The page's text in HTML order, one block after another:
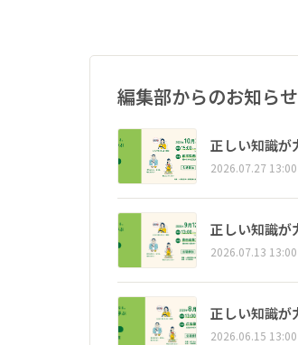
編集部からのお知らせ
正しい知識
2026.07.27 13:00
正しい知識
2026.07.13 13:00
正しい知識
2026.06.15 13:00